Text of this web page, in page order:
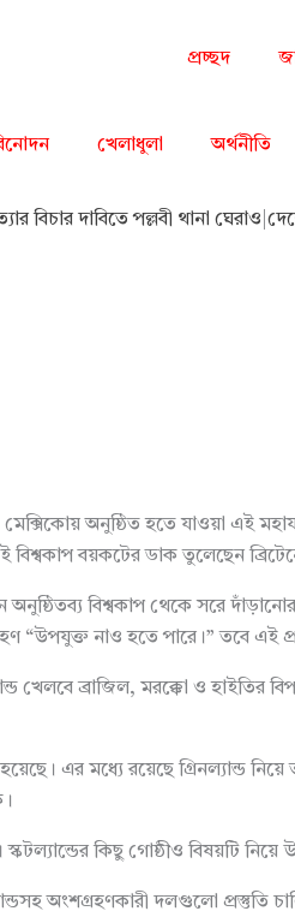
প্রচ্ছদ
খেলাধুলা অর্থনীতি
বিচার দাবিতে পল্লবী থানা ঘেরাও
অনুষ্ঠিত হতে যাওয়া এই
বয়কটের ডাক তুলেছেন
বিশ্বকাপ থেকে সরে
“উপযুক্ত নাও হতে পারে।”
খেলবে ব্রাজিল, মরক্কো ও
এর মধ্যে রয়েছে গ্রিনল্যান্ড
কিছু গোষ্ঠীও বিষয়টি
অংশগ্রহণকারী দলগুলো